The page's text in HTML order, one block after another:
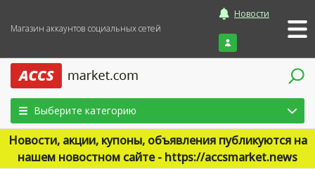
Магазин аккаунтов социальных сетей
Новости
Войти
Выберите категорию
Новости, акции, купоны, объявления публикуются на
нашем новостном сайте - https://accsmarket.news